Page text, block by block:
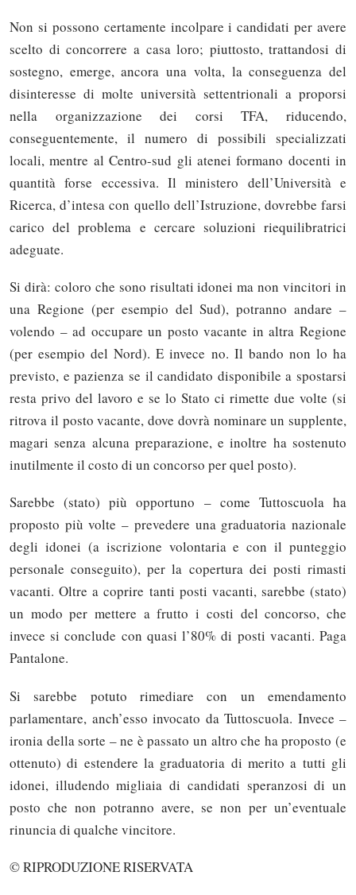
Non si possono certamente incolpare i candidati per avere
scelto di concorrere a casa loro; piuttosto, trattandosi di
sostegno, emerge, ancora una volta, la conseguenza del
disinteresse di molte università settentrionali a proporsi
nella organizzazione dei corsi TFA, riducendo,
conseguentemente, il numero di possibili specializzati
locali, mentre al Centro-sud gli atenei formano docenti in
quantità forse eccessiva. Il ministero dell’Università e
Ricerca, d’intesa con quello dell’Istruzione, dovrebbe farsi
carico del problema e cercare soluzioni riequilibratrici
adeguate.
Si dirà: coloro che sono risultati idonei ma non vincitori in
una Regione (per esempio del Sud), potranno andare –
volendo – ad occupare un posto vacante in altra Regione
(per esempio del Nord). E invece no. Il bando non lo ha
previsto, e pazienza se il candidato disponibile a spostarsi
resta privo del lavoro e se lo Stato ci rimette due volte (si
ritrova il posto vacante, dove dovrà nominare un supplente,
magari senza alcuna preparazione, e inoltre ha sostenuto
inutilmente il costo di un concorso per quel posto).
Sarebbe (stato) più opportuno – come Tuttoscuola ha
proposto più volte – prevedere una graduatoria nazionale
degli idonei (a iscrizione volontaria e con il punteggio
personale conseguito), per la copertura dei posti rimasti
vacanti. Oltre a coprire tanti posti vacanti, sarebbe (stato)
un modo per mettere a frutto i costi del concorso, che
invece si conclude con quasi l’80% di posti vacanti. Paga
Pantalone.
Si sarebbe potuto rimediare con un emendamento
parlamentare, anch’esso invocato da Tuttoscuola. Invece –
ironia della sorte – ne è passato un altro che ha proposto (e
ottenuto) di estendere la graduatoria di merito a tutti gli
idonei, illudendo migliaia di candidati speranzosi di un
posto che non potranno avere, se non per un’eventuale
rinuncia di qualche vincitore.
© RIPRODUZIONE RISERVATA